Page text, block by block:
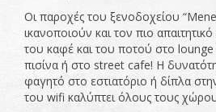
Οι παροχές του ξενοδοχείου
ικανοποιούν και τον πιο
του καφέ και του ποτού στο
πισίνα ή στο street cafe! Η
φαγητό στο εστιατόριο ή δίπλα
του wifi καλύπτει όλους τους